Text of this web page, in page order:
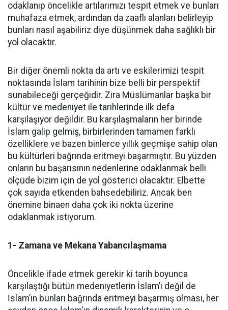
odaklanıp öncelikle artılarımızı tespit etmek ve bunları
muhafaza etmek, ardından da zaaflı alanları belirleyip
bunları nasıl aşabiliriz diye düşünmek daha sağlıklı bir
yol olacaktır.
Bir diğer önemli nokta da artı ve eskilerimizi tespit
noktasında İslam tarihinin bize belli bir perspektif
sunabileceği gerçeğidir. Zira Müslümanlar başka bir
kültür ve medeniyet ile tarihlerinde ilk defa
karşılaşıyor değildir. Bu karşılaşmaların her birinde
İslam galip gelmiş, birbirlerinden tamamen farklı
özelliklere ve bazen binlerce yıllık geçmişe sahip olan
bu kültürleri bağrında eritmeyi başarmıştır. Bu yüzden
onların bu başarısının nedenlerine odaklanmak belli
ölçüde bizim için de yol gösterici olacaktır. Elbette
çok sayıda etkenden bahsedebiliriz. Ancak ben
önemine binaen daha çok iki nokta üzerine
odaklanmak istiyorum.
1- Zamana ve Mekana Yabancılaşmama
Öncelikle ifade etmek gerekir ki tarih boyunca
karşılaştığı bütün medeniyetlerin İslam’ı değil de
İslam’ın bunları bağrında eritmeyi başarmış olması, her